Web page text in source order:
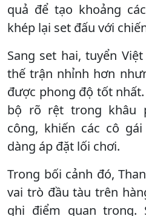
quả để tạo khoảng
khép lại set đấu với
Sang set hai, tuyển
thế trận nhỉnh hơn
được phong độ tốt
bộ rõ rệt trong khâu
công, khiến các cô
dàng áp đặt lối chơi.
Trong bối cảnh đó,
vai trò đầu tàu trên
ghi điểm quan trọng.